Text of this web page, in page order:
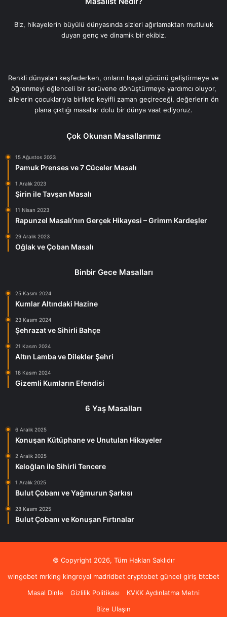
Biz, hikayelerin büyülü dünyasında sizleri ağırlamaktan mutluluk
duyan genç ve dinamik bir ekibiz.
Renkli dünyaları keşfederken, onların hayal gücünü geliştirmeye ve
öğrenmeyi eğlenceli bir serüvene dönüştürmeye yardımcı oluyor,
ailelerin çocuklarıyla birlikte keyifli zaman geçireceği, değerlerin ön
plana çıktığı masallar dolu bir dünya vaat ediyoruz.
Çok Okunan Masallarımız
15 Ağustos 2023
Pamuk Prenses ve 7 Cüceler Masalı
1 Aralık 2023
Şirin ile Tavşan Masalı
11 Nisan 2023
Rapunzel Masalı’nın Gerçek Hikayesi – Grimm Kardeşler
29 Aralık 2023
Oğlak ve Çoban Masalı
Binbir Gece Masalları
25 Kasım 2024
Kumlar Altındaki Hazine
23 Kasım 2024
Şehrazat ve Sihirli Bahçe
21 Kasım 2024
Altın Lamba ve Dilekler Şehri
18 Kasım 2024
Gizemli Kumların Efendisi
6 Yaş Masalları
6 Aralık 2025
Konuşan Kütüphane ve Unutulan Hikayeler
2 Aralık 2025
Keloğlan ile Sihirli Tencere
1 Aralık 2025
Bulut Çobanı ve Yağmurun Şarkısı
28 Kasım 2025
Bulut Çobanı ve Konuşan Fırtınalar
© Copyright 2026, Tüm Hakları Saklıdır
wingobet mrking kingroyal madridbet cryptobet güncel giriş btcbet
Masal Dinle
Gizlilik Politikası
KVKK Aydınlatma Metni
Bize Ulaşın